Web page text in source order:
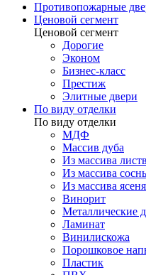
Противопожарные
Ценовой сегмент
Ценовой сегмент
Дорогие
Эконом
Бизнес-класс
Престиж
Элитные двери
По виду отделки
По виду отделки
МДФ
Массив дуба
Из массива
Из массива
Из массива ясеня
Винорит
Металлические
Ламинат
Винилискожа
Порошковое
Пластик